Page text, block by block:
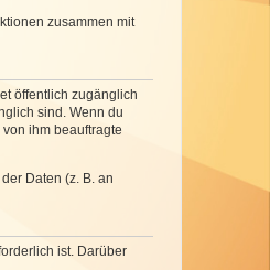
zusammen mit
öffentlich zugänglich
sind. Wenn du
ihm beauftragte
Daten (z. B. an
ist. Darüber